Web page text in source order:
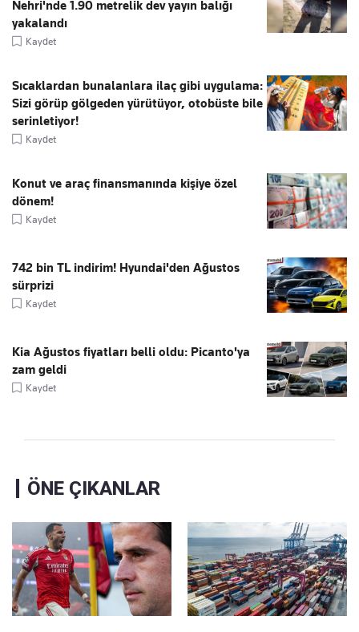
Nehri'nde 1.90 metrelik dev yayın balığı
yakalandı
Kaydet
Sıcaklardan bunalanlara ilaç gibi uygulama:
Sizi görüp gölgeden yürütüyor, otobüste bile
serinletiyor!
Kaydet
Konut ve araç finansmanında kişiye özel
dönem!
Kaydet
742 bin TL indirim! Hyundai'den Ağustos
sürprizi
Kaydet
Kia Ağustos fiyatları belli oldu: Picanto'ya
zam geldi
Kaydet
ÖNE ÇIKANLAR